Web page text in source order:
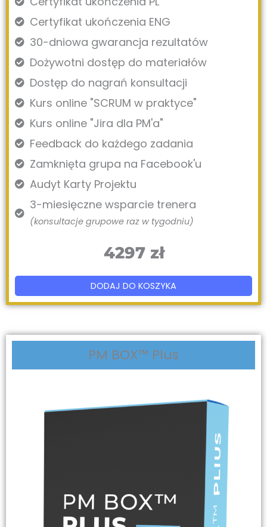
Certyfikat ukończenia ENG
30-dniowa gwarancja rezultatów
Dożywotni dostęp do materiałów
Dostęp do nagrań konsultacji
Kurs online "SCRUM w praktyce"
Kurs online "Jira dla PM'a"
Feedback do każdego zadania
Zamknięta grupa na Facebook'u
Audyt Karty Projektu
3-miesięczne wsparcie trenera
(konsultacje grupowe raz w tygodniu)
4297 zł
DODAJ DO KOSZYKA
PM BOX™ Plus